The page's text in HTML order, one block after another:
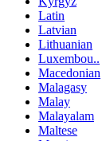
Latin
Latvian
Lithuanian
Luxembou..
Macedonian
Malagasy
Malay
Malayalam
Maltese